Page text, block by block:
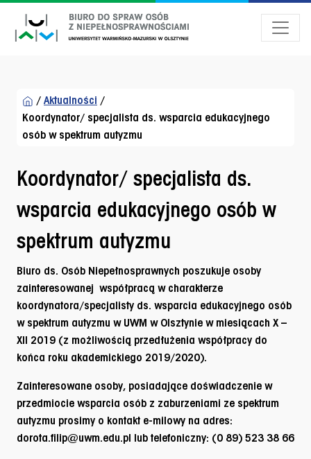
/ Aktualności /
Koordynator/ specjalista ds. wsparcia edukacyjnego
osób w spektrum autyzmu
Koordynator/ specjalista ds.
wsparcia edukacyjnego osób w
spektrum autyzmu
Biuro ds. Osób Niepełnosprawnych poszukuje osoby
zainteresowanej współpracą w charakterze
koordynatora/specjalisty ds. wsparcia edukacyjnego osób
w spektrum autyzmu w UWM w Olsztynie w miesiącach X –
XII 2019 (z możliwością przedłużenia współpracy do
końca roku akademickiego 2019/2020).
Zainteresowane osoby, posiadające doświadczenie w
przedmiocie wsparcia osób z zaburzeniami ze spektrum
autyzmu prosimy o kontakt e-milowy na adres:
dorota.filip@uwm.edu.pl lub telefoniczny: (0 89) 523 38 66